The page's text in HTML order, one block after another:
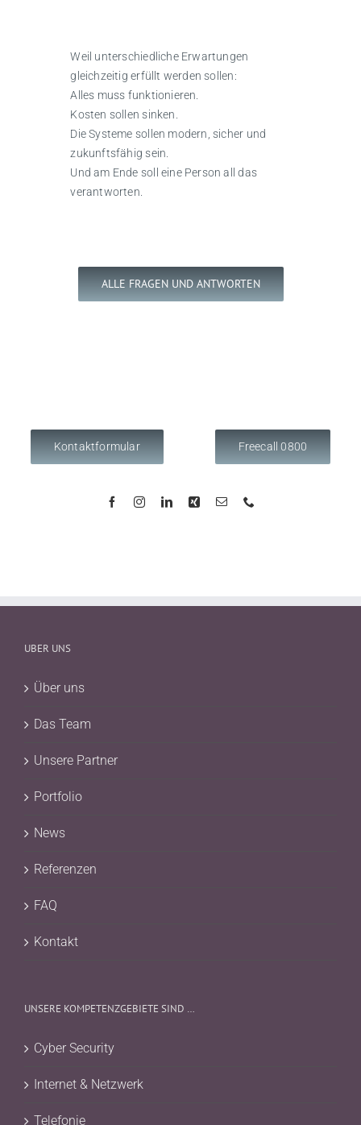
Weil unterschiedliche Erwartungen
gleichzeitig erfüllt werden sollen:
Alles muss funktionieren.
Kosten sollen sinken.
Die Systeme sollen modern, sicher und
zukunftsfähig sein.
Und am Ende soll eine Person all das
verantworten.
ALLE FRAGEN UND ANTWORTEN
Kontaktformular Freecall 0800
UBER UNS
Über uns
Das Team
Unsere Partner
Portfolio
News
Referenzen
FAQ
Kontakt
UNSERE KOMPETENZGEBIETE SIND …
Cyber Security
Internet & Netzwerk
Telefonie